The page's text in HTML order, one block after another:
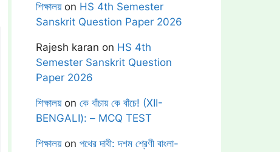
শিক্ষালয়on HS 4th Semester
Sanskrit Question Paper 2026
Rajesh karan on HS 4th
Semester Sanskrit Question
Paper 2026
শিক্ষালয়on কে বাঁচায় কে বাঁচে! (XII-
BENGALI): – MCQ TEST
শিক্ষালয়on পথের দাবী: দশম শ্রেণী বাংলা-